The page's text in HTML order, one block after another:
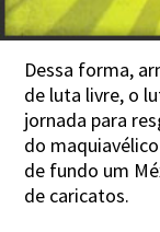
Dessa forma,
de luta livre, o
jornada para
do
de fundo um
de caricatos.